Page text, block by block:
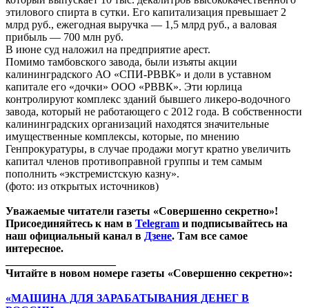
этилового спирта в сутки. Его капитализация превышает 2
млрд руб., ежегодная выручка — 1,5 млрд руб., а валовая
прибыль — 700 млн руб.
В июне суд наложил на предприятие арест.
Помимо тамбовского завода, были изъяты акции
калининградского АО «СПИ-РВВК» и доли в уставном
капитале его «дочки» ООО «РВВК». Эти юрлица
контролируют комплекс зданий бывшего ликеро-водочного
завода, который не работающего с 2012 года. В собственности
калининградских организаций находятся значительные
имущественные комплексы, которые, по мнению
Генпрокуратуры, в случае продажи могут кратно увеличить
капитал членов противоправной группы и тем самым
пополнить «экстремистскую казну».
(фото: из открытых источников)
Уважаемые читатели газеты «Совершенно секретно»!
Присоединяйтесь к нам в Telegram и подписывайтесь на
наш официальный канал в Дзене. Там все самое
интересное.
Читайте в новом номере газеты «Совершенно секретно»:
«МАШИНА ДЛЯ ЗАРАБАТЫВАНИЯ ДЕНЕГ В